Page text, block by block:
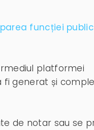
funcției
platformei
fi generat și
de notar sau se